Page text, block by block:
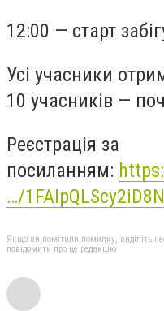
12:00 — старт
Усі учасники
10 учасників —
Реєстрація за
посиланням:
…/
Якщо ви помітили помилку, виділіть
повідомити про це редакцію